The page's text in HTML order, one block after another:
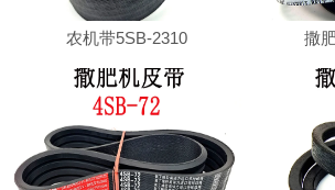
农机带5SB-2310 撒